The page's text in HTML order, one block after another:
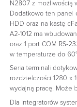
N2807 z możliwością
Dodatkowo ten panel
HDD oraz na kastę
A2-1012 ma
oraz 1 port COM RS-
w temperaturze do
Seria terminali
rozdzielczości 1280 x
wydajną pracę. Może
Dla integratorów